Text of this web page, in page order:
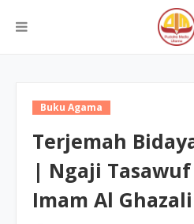
Buku Agama
Terjemah
| Ngaji
Imam Al Ghazali